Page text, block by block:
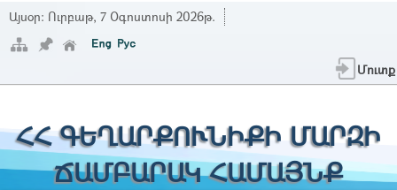
Այսօր: Ուրբաթ, 7 Օգոստոսի 2026թ.
Մուտք
ՀՀ ԳԵՂԱՐՔՈՒՆԻՔԻ ՄԱՐԶԻ
ՃԱՄԲԱՐԱԿ ՀԱՄԱՅՆՔ